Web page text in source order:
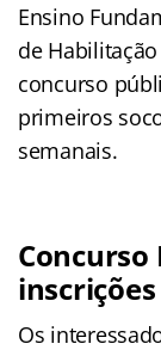
Ensino
de
concurso
primeiros
semanais.
inscrições
Os